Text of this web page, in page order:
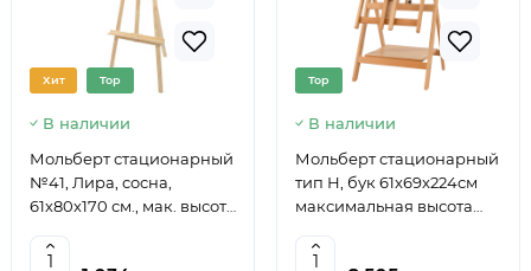
Хит Top
В наличии
Мольберт стационарный
№41, Лира, сосна,
61х80х170 см., мак. высота
Studio
Top
В наличии
Мольберт стационарный
тип Н, бук 61x69x224см
максимальная высота
6059